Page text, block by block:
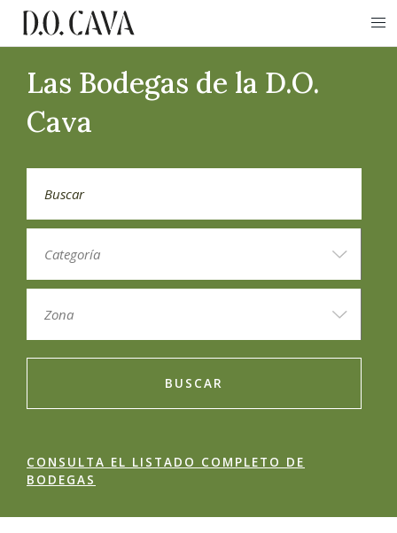
Las Bodegas de la D.O.
Cava
BUSCAR
CONSULTA EL LISTADO COMPLETO DE
BODEGAS